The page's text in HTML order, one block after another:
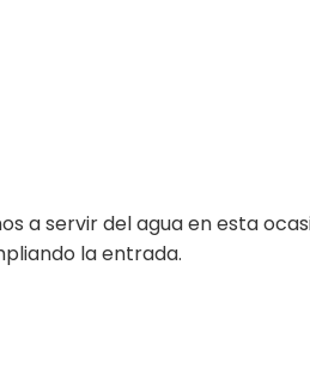
a servir del agua en esta
la entrada.